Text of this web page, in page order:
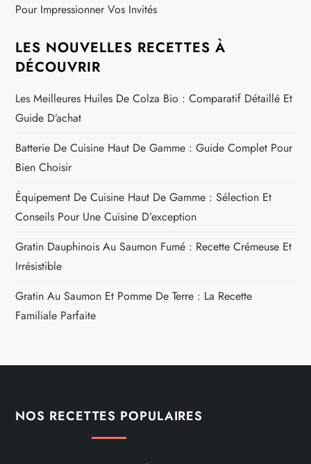
Pour Impressionner Vos Invités
LES NOUVELLES RECETTES À
DÉCOUVRIR
Les Meilleures Huiles De Colza Bio : Comparatif Détaillé Et
Guide D’achat
Batterie De Cuisine Haut De Gamme : Guide Complet Pour
Bien Choisir
Équipement De Cuisine Haut De Gamme : Sélection Et
Conseils Pour Une Cuisine D’exception
Gratin Dauphinois Au Saumon Fumé : Recette Crémeuse Et
Irrésistible
Gratin Au Saumon Et Pomme De Terre : La Recette
Familiale Parfaite
NOS RECETTES POPULAIRES